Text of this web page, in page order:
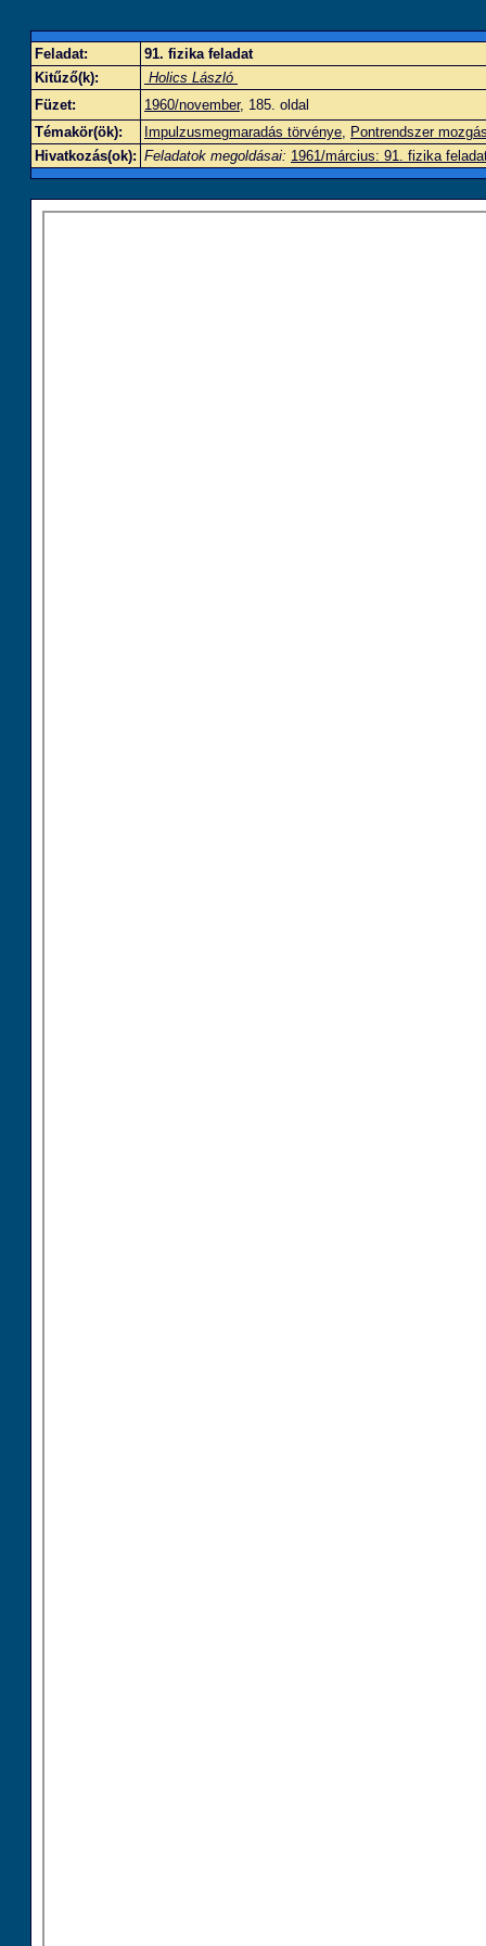
Feladat:
91. fizika feladat
Kitűző(k):
Holics László
Füzet:
1960/november, 185. oldal
Témakör(ök):
Impulzusmegmaradás törvénye, Pontrendszer
Hivatkozás(ok): Feladatok megoldásai: 1961/március: 91. fizika